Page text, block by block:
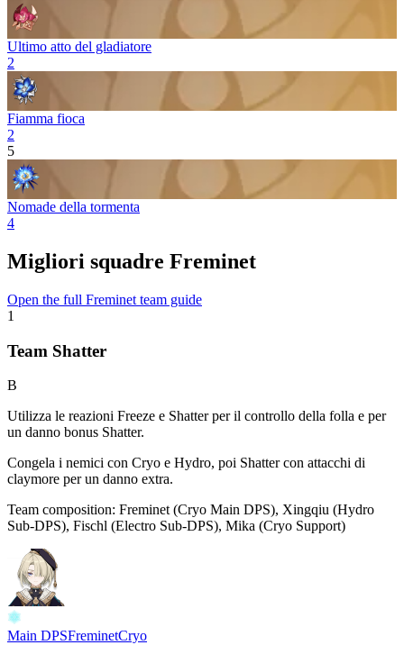
Ultimo atto del gladiatore
2
Fiamma fioca
2
5
Nomade della tormenta
4
Migliori squadre Freminet
Open the full Freminet team guide
1
Team Shatter
B
Utilizza le reazioni Freeze e Shatter per il controllo della folla e per
un danno bonus Shatter.
Congela i nemici con Cryo e Hydro, poi Shatter con attacchi di
claymore per un danno extra.
Team composition: Freminet (Cryo Main DPS), Xingqiu (Hydro
Sub-DPS), Fischl (Electro Sub-DPS), Mika (Cryo Support)
Main DPSFreminetCryo